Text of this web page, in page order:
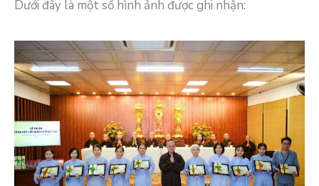
Dưới đây là một số hình ảnh được ghi nhận: